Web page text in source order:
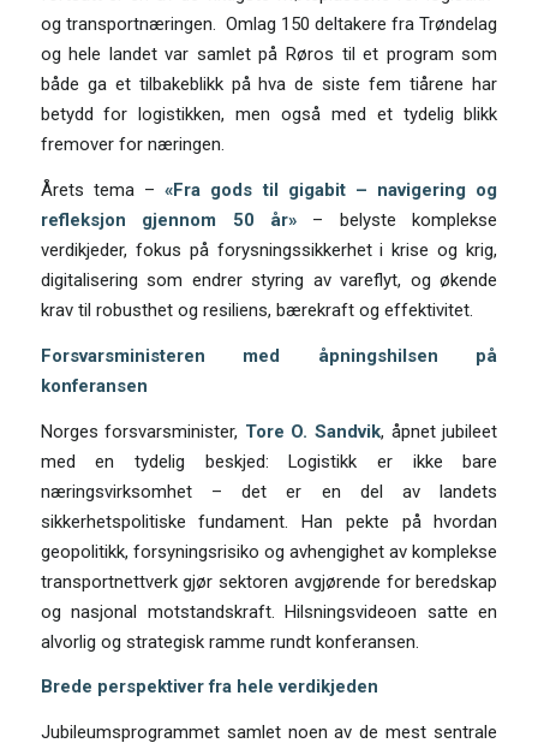
og transportnæringen. Omlag 150 deltakere fra Trøndelag
og hele landet var samlet på Røros til et program som
både ga et tilbakeblikk på hva de siste fem tiårene har
betydd for logistikken, men også med et tydelig blikk
fremover for næringen.
Årets tema –«Fra gods til gigabit – navigering og
refleksjon gjennom 50 år» – belyste komplekse
verdikjeder, fokus på forysningssikkerhet i krise og krig,
digitalisering som endrer styring av vareflyt, og økende
krav til robusthet og resiliens, bærekraft og effektivitet.
Forsvarsministeren med åpningshilsen på
konferansen
Norges forsvarsminister, Tore O. Sandvik, åpnet jubileet
med en tydelig beskjed: Logistikk er ikke bare
næringsvirksomhet – det er en del av landets
sikkerhetspolitiske fundament. Han pekte på hvordan
geopolitikk, forsyningsrisiko og avhengighet av komplekse
transportnettverk gjør sektoren avgjørende for beredskap
og nasjonal motstandskraft. Hilsningsvideoen satte en
alvorlig og strategisk ramme rundt konferansen.
Brede perspektiver fra hele verdikjeden
Jubileumsprogrammet samlet noen av de mest sentrale